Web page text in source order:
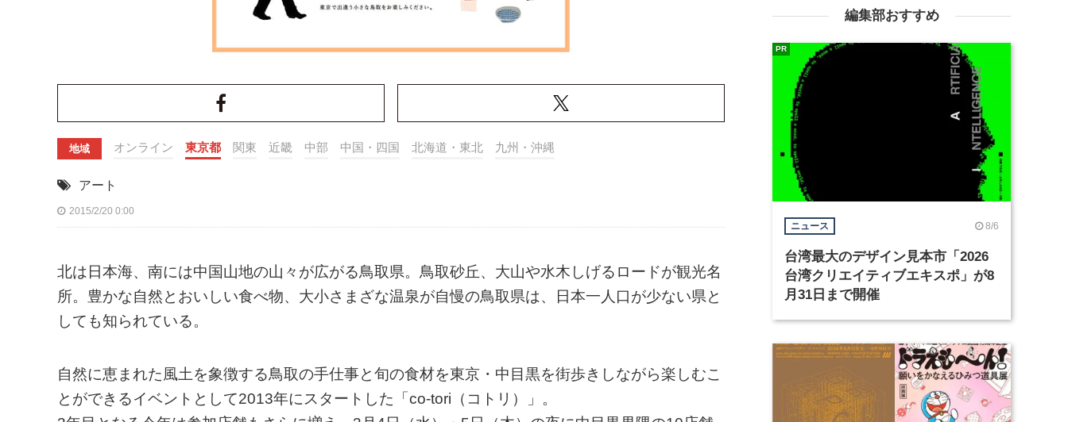
地域 オンライン 東京都 関東 近畿 中部 中国・四国 北海道・東北 九州・沖縄
アート
2015/2/20 0:00
北は日本海、南には中国山地の山々が広がる鳥取県。鳥取砂丘、大山や水木しげるロードが観光名
所。豊かな自然とおいしい食べ物、大小さまざな温泉が自慢の鳥取県は、日本一人口が少ない県と
しても知られている。
自然に恵まれた風土を象徴する鳥取の手仕事と旬の食材を東京・中目黒を街歩きしながら楽しむこ
とができるイベントとして2013年にスタートした「co-tori（コトリ）」。
編集部おすすめ
ニュース 8/6
台湾最大のデザイン見本市「2026
台湾クリエイティブエキスポ」が8
月31日まで開催
PR